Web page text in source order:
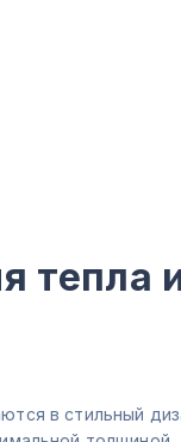
в стильный